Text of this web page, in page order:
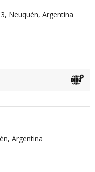
Neuquén, Argentina
Argentina